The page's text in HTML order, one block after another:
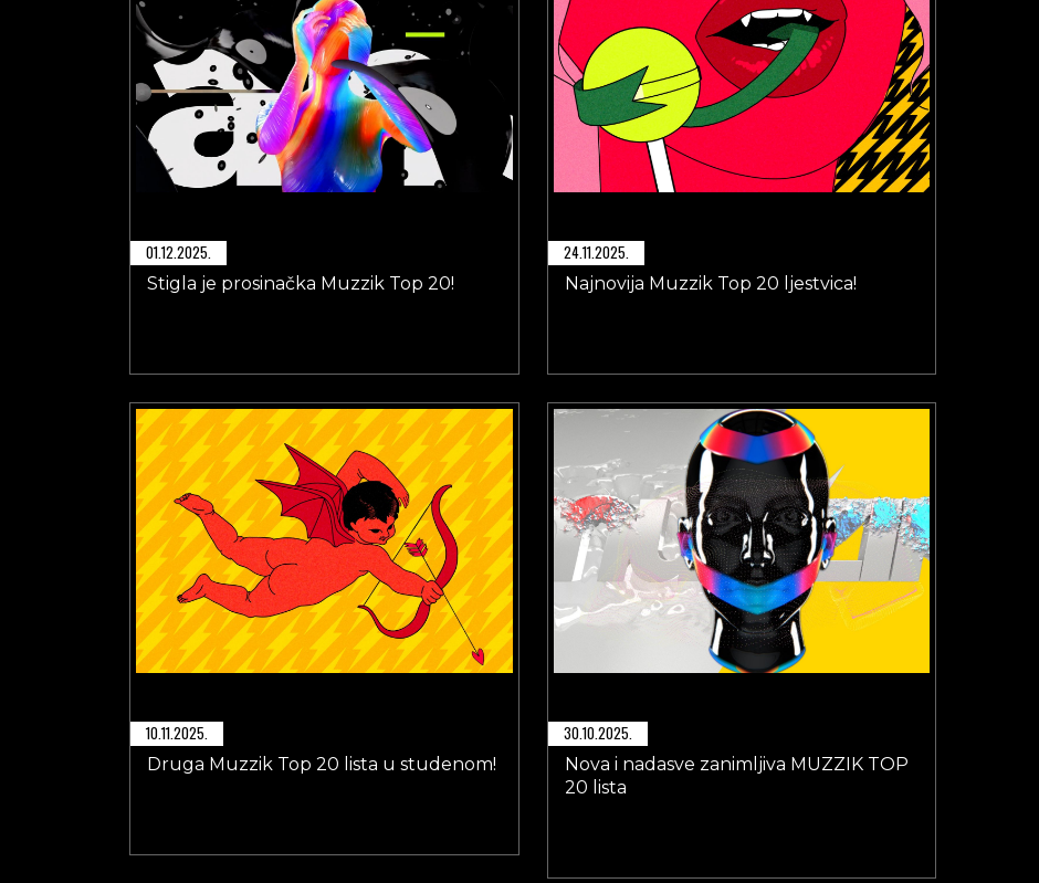
01.12.2025.
Stigla je prosinačka Muzzik Top 20!
24.11.2025.
Najnovija Muzzik Top 20 ljestvica!
10.11.2025.
Druga Muzzik Top 20 lista u studenom!
30.10.2025.
Nova i nadasve zanimljiva MUZZIK TOP
20 lista